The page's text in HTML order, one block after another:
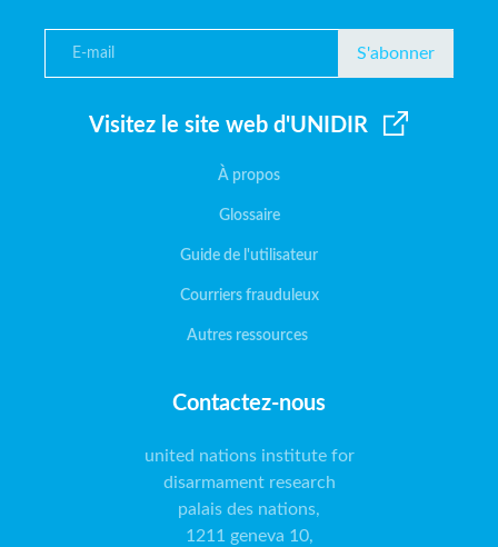
S'abonner
Visitez le site web d'UNIDIR
À propos
Glossaire
Guide de l'utilisateur
Courriers frauduleux
Autres ressources
Contactez-nous
united nations institute for
disarmament research
palais des nations,
1211 geneva 10,